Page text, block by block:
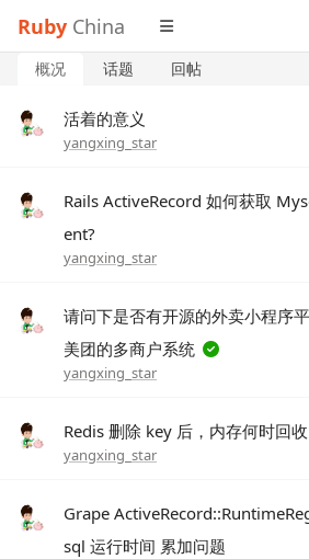
Ruby China
概况 话题 回帖
活着的意义
yangxing_star
Rails ActiveRecord 如何获取
ent?
yangxing_star
请问下是否有开源的外卖小程序
美团的多商户系统
yangxing_star
Redis 删除 key 后，内存何时回收
yangxing_star
Grape
sql 运行时间 累加问题